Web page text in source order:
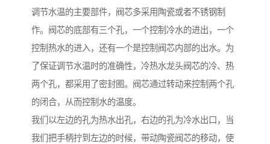
调节水温的主要部件，阀芯多采用陶瓷或者不锈钢制
作。阀芯的底部有三个孔，一个控制冷水的进出，一个
控制热水的进入，还有一个是控制阀芯内部的出水。为
了保证调节水温时的准确性，冷热水龙头阀芯的冷、热
两个孔，都采用了密封圈。阀芯通过转动来控制两个孔
的闭合，从而控制水的温度。
我们以左边的孔为热水出孔，右边的孔为冷水出口，当
我们把手柄拧到左边的时候，带动陶瓷阀芯的移动，使